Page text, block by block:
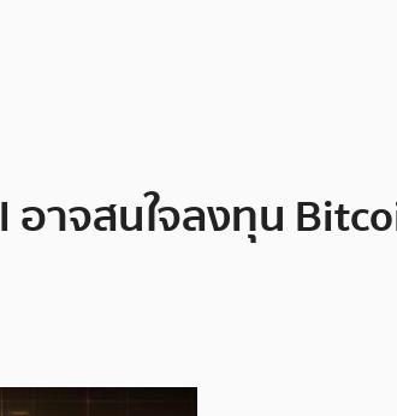
อาจสนใจลงทุน